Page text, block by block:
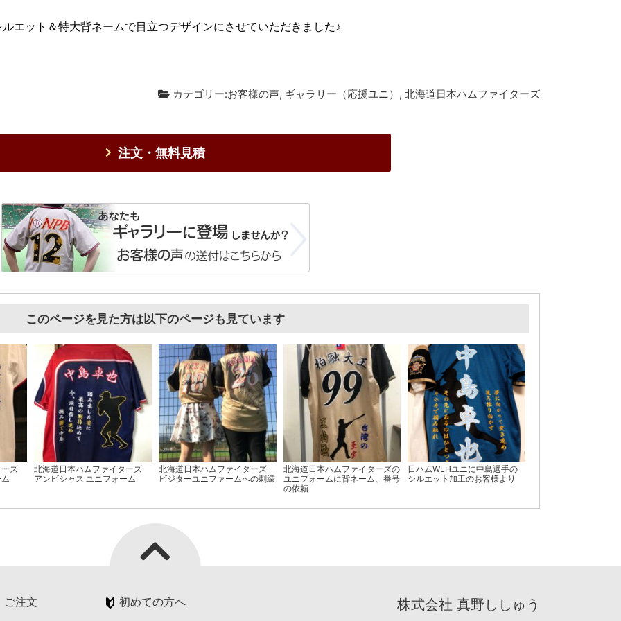
エット＆特大背ネームで目立つデザインにさせていただきました♪
カテゴリー:お客様の声, ギャラリー（応援ユニ） , 北海道日本ハムファイターズ
注文・無料見積
このページを見た方は以下のページも見ています
ズ
北海道日本ハムファイターズ
アンビシャス ユニフォーム
北海道日本ハムファイターズ
ビジターユニファームへの刺繍
北海道日本ハムファイターズの
ユニフォームに背ネーム、番号
の依頼
日ハムWLHユニに中島選手の
シルエット加工のお客様より
ご注文 初めての方へ 株式会社 真野ししゅう